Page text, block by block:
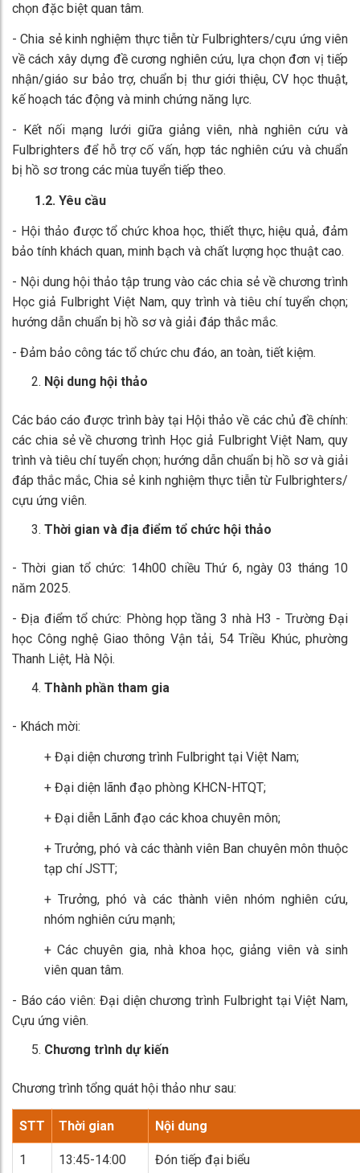
chọn đặc biệt quan tâm.
- Chia sẻ kinh nghiệm thực tiễn từ Fulbrighters/cựu ứng viên
về cách xây dựng đề cương nghiên cứu, lựa chọn đơn vị tiếp
nhận/giáo sư bảo trợ, chuẩn bị thư giới thiệu, CV học thuật,
kế hoạch tác động và minh chứng năng lực.
- Kết nối mạng lưới giữa giảng viên, nhà nghiên cứu và
Fulbrighters để hỗ trợ cố vấn, hợp tác nghiên cứu và chuẩn
bị hồ sơ trong các mùa tuyển tiếp theo.
1.2. Yêu cầu
- Hội thảo được tổ chức khoa học, thiết thực, hiệu quả, đảm
bảo tính khách quan, minh bạch và chất lượng học thuật cao.
- Nội dung hội thảo tập trung vào các chia sẻ về chương trình
Học giả Fulbright Việt Nam, quy trình và tiêu chí tuyển chọn;
hướng dẫn chuẩn bị hồ sơ và giải đáp thắc mắc.
- Đảm bảo công tác tổ chức chu đáo, an toàn, tiết kiệm.
Nội dung hội thảo
Các báo cáo được trình bày tại Hội thảo về các chủ đề chính:
các chia sẻ về chương trình Học giả Fulbright Việt Nam, quy
trình và tiêu chí tuyển chọn; hướng dẫn chuẩn bị hồ sơ và giải
đáp thắc mắc, Chia sẻ kinh nghiệm thực tiễn từ Fulbrighters/
cựu ứng viên.
Thời gian và địa điểm tổ chức hội thảo
- Thời gian tổ chức: 14h00 chiều Thứ 6, ngày 03 tháng 10
năm 2025.
- Địa điểm tổ chức: Phòng họp tầng 3 nhà H3 - Trường Đại
học Công nghệ Giao thông Vận tải, 54 Triều Khúc, phường
Thanh Liệt, Hà Nội.
Thành phần tham gia
- Khách mời:
+ Đại diện chương trình Fulbright tại Việt Nam;
+ Đại diện lãnh đạo phòng KHCN-HTQT;
+ Đại diễn Lãnh đạo các khoa chuyên môn;
+ Trưởng, phó và các thành viên Ban chuyên môn thuộc
tạp chí JSTT;
+ Trưởng, phó và các thành viên nhóm nghiên cứu,
nhóm nghiên cứu mạnh;
+ Các chuyên gia, nhà khoa học, giảng viên và sinh
viên quan tâm.
- Báo cáo viên: Đại diện chương trình Fulbright tại Việt Nam,
Cựu ứng viên.
Chương trình dự kiến
Chương trình tổng quát hội thảo như sau:
STT Thời gian Nội dung
1 13:45-14:00 Đón tiếp đại biểu